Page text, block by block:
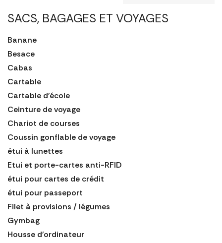
SACS, BAGAGES ET VOYAGES
Banane
Besace
Cabas
Cartable
Cartable d'école
Ceinture de voyage
Chariot de courses
Coussin gonflable de voyage
étui à lunettes
Etui et porte-cartes anti-RFID
étui pour cartes de crédit
étui pour passeport
Filet à provisions / légumes
Gymbag
Housse d'ordinateur